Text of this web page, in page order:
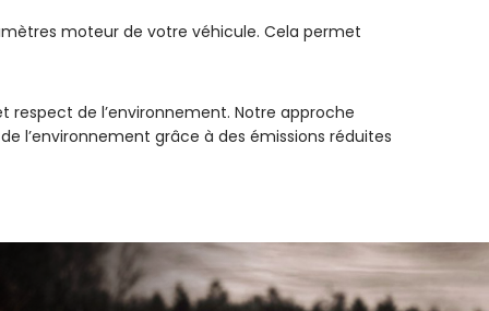
moteur de votre véhicule. Cela permet
respect de l’environnement. Notre approche
l’environnement grâce à des émissions réduites